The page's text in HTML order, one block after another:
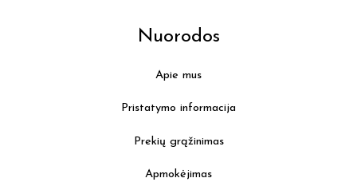
Nuorodos
Apie mus
Pristatymo informacija
Prekių grąžinimas
Apmokėjimas